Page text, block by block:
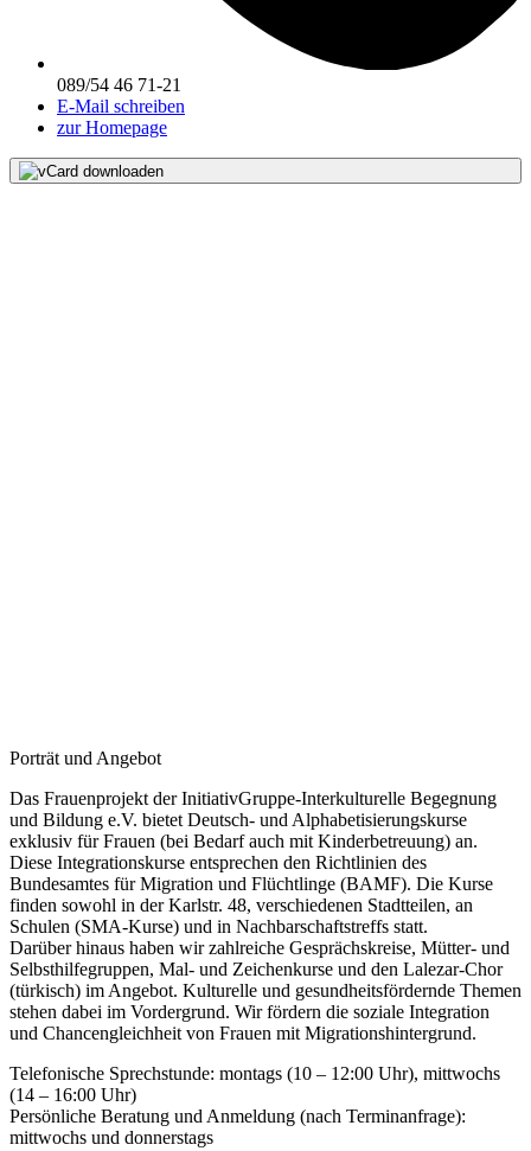
089/54 46 71-21
E-Mail schreiben
zur Homepage
vCard downloaden
Porträt und Angebot
Das Frauenprojekt der InitiativGruppe-Interkulturelle Begegnung
und Bildung e.V. bietet Deutsch- und Alphabetisierungskurse
exklusiv für Frauen (bei Bedarf auch mit Kinderbetreuung) an.
Diese Integrationskurse entsprechen den Richtlinien des
Bundesamtes für Migration und Flüchtlinge (BAMF). Die Kurse
finden sowohl in der Karlstr. 48, verschiedenen Stadtteilen, an
Schulen (SMA-Kurse) und in Nachbarschaftstreffs statt.
Darüber hinaus haben wir zahlreiche Gesprächskreise, Mütter- und
Selbsthilfegruppen, Mal- und Zeichenkurse und den Lalezar-Chor
(türkisch) im Angebot. Kulturelle und gesundheitsfördernde Themen
stehen dabei im Vordergrund. Wir fördern die soziale Integration
und Chancengleichheit von Frauen mit Migrationshintergrund.
Telefonische Sprechstunde: montags (10 – 12:00 Uhr), mittwochs
(14 – 16:00 Uhr)
Persönliche Beratung und Anmeldung (nach Terminanfrage):
mittwochs und donnerstags